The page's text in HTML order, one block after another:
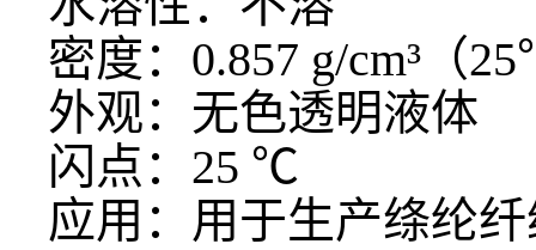
密度： 0.857 g/cm³（
外观：无色透明液体
闪点： 25 ℃
应用：用于生产绦纶